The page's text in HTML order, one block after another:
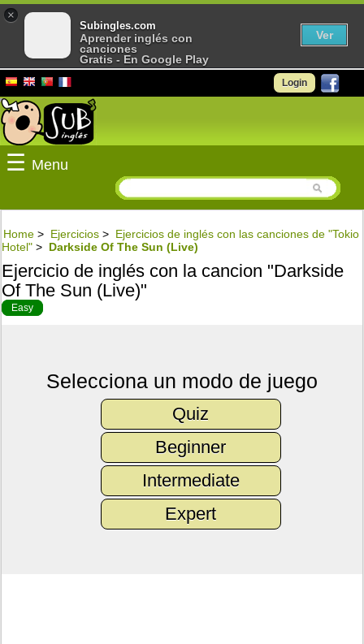
Login
☰ Menu
Home > Ejercicios > Ejercicios de inglés con las canciones de "Tokio
Hotel" > Darkside Of The Sun (Live)
Ejercicio de inglés con la cancion "Darkside
Of The Sun (Live)"
Easy
Selecciona un modo de juego
Quiz
Beginner
Intermediate
Expert
×
Subingles.com
Aprender inglés con
canciones
Gratis - En Google Play
Ver